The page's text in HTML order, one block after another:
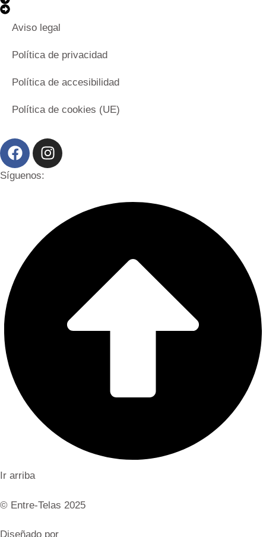
Aviso legal
Política de privacidad
Política de accesibilidad
Política de cookies (UE)
Síguenos:
Ir arriba
© Entre-Telas 2025
Diseñado por